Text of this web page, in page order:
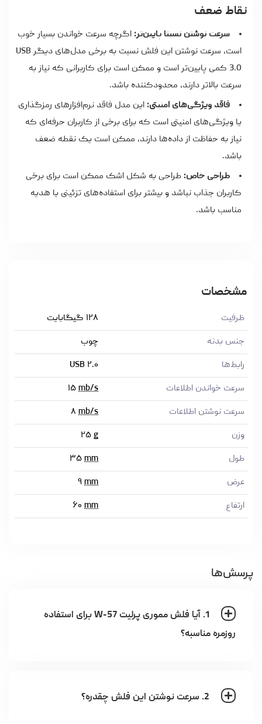
نقاط ضعف
سرعت نوشتن نسبتا پایین‌تر: اگرچه سرعت خواندن بسیار خوب
است، سرعت نوشتن این فلش نسبت به برخی مدل‌های دیگر USB
3.0 کمی پایین‌تر است و ممکن است برای کاربرانی که نیاز به
سرعت بالاتر دارند، محدودکننده باشد.
فاقد ویژگی‌های امنیتی: این مدل فاقد نرم‌افزارهای رمزگذاری
یا ویژگی‌های امنیتی است که برای برخی از کاربران حرفه‌ای که
نیاز به حفاظت از داده‌ها دارند، ممکن است یک نقطه ضعف
باشد.
طراحی خاص: طراحی به شکل اشک ممکن است برای برخی
کاربران جذاب نباشد و بیشتر برای استفاده‌های تزئینی یا هدیه
مناسب باشد.
مشخصات
ظرفیت
۱۲۸ گیگابایت
جنس بدنه
چوب
رابط‌ها
USB ۲.۰
سرعت خواندن اطلاعات
۱۵ mb/s
سرعت نوشتن اطلاعات
۸ mb/s
وزن
۲۵ g
طول
۳۵ mm
عرض
۹ mm
ارتفاع
۶۰ mm
پرسش‌ها
1. آیا فلش مموری پرلیت W-57 برای استفاده
روزمره مناسبه؟
2. سرعت نوشتن این فلش چقدره؟